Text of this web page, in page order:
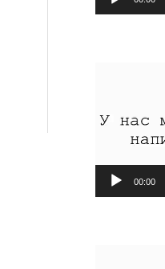
00:00